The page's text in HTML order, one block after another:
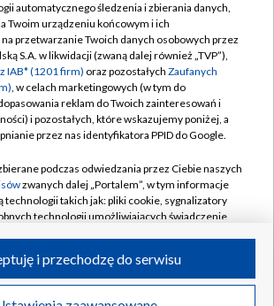
TVP
TVP
Cyfrowa
Regulamin TVP
Polityka prywatności
Moje zgody
Pomoc
Kontakt
Kanały
Polska S.A. w likwidacji
automatycznego śledzenia i zbierania danych,
Twoim urządzeniu końcowym i ich
przetwarzanie Twoich danych osobowych przez
S.A. w likwidacji (zwaną dalej również „TVP”),
IAB* (1201 firm) oraz pozostałych Zaufanych
, w celach marketingowych (w tym do
reklam do Twoich zainteresowań i
i pozostałych, które wskazujemy poniżej, a
przez nas identyfikatora PPID do Google.
podczas odwiedzania przez Ciebie naszych
zwanych dalej „Portalem”, w tym informacje
technologii takich jak: pliki cookie, sygnalizatory
technologii umożliwiających świadczenie
podczas odwiedzania przez Ciebie
i przechodzę do serwisu